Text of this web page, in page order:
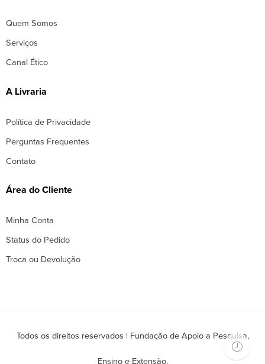
Quem Somos
Serviços
Canal Ético
A Livraria
Política de Privacidade
Perguntas Frequentes
Contato
Área do Cliente
Minha Conta
Status do Pedido
Troca ou Devolução
Todos os direitos reservados | Fundação de Apoio a Pesquisa,
Ensino e Extensão.